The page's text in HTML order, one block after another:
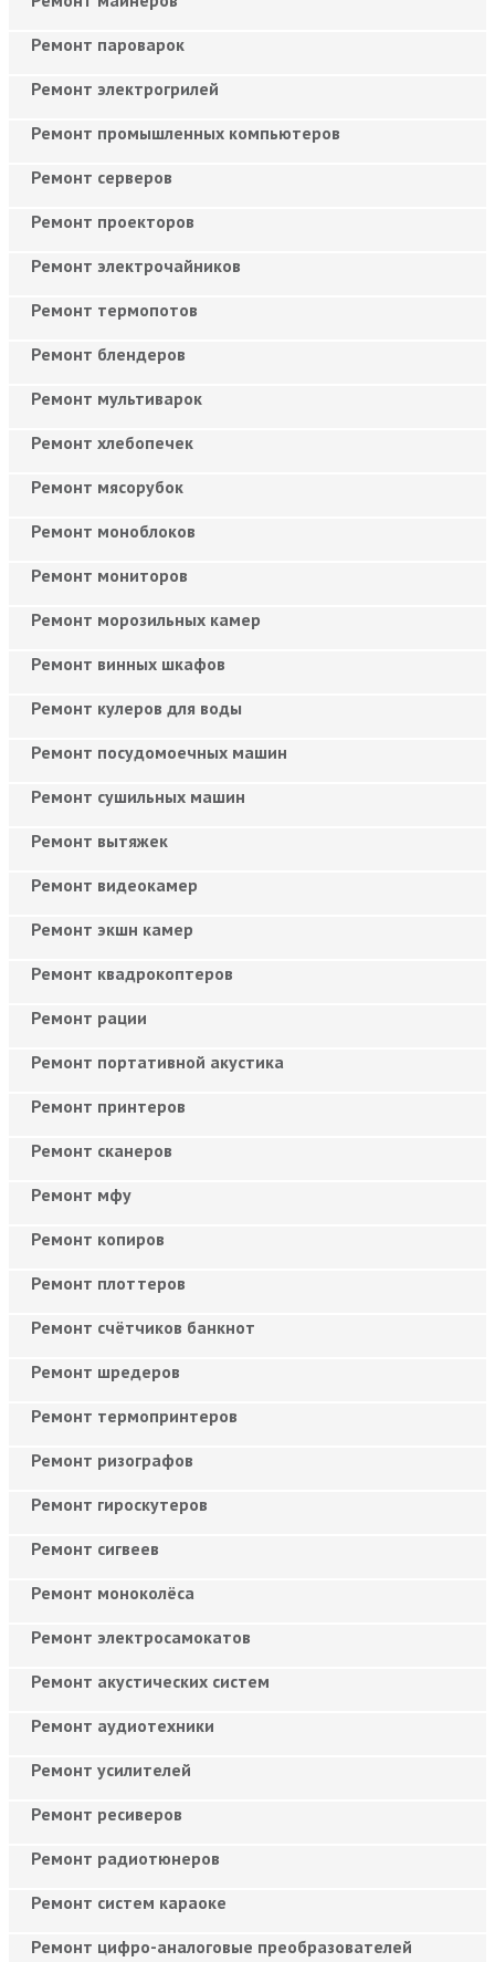
Ремонт пароварок
Ремонт электрогрилей
Ремонт промышленных компьютеров
Ремонт серверов
Ремонт проекторов
Ремонт электрочайников
Ремонт термопотов
Ремонт блендеров
Ремонт мультиварок
Ремонт хлебопечек
Ремонт мясорубок
Ремонт моноблоков
Ремонт мониторов
Ремонт морозильных камер
Ремонт винных шкафов
Ремонт кулеров для воды
Ремонт посудомоечных машин
Ремонт сушильных машин
Ремонт вытяжек
Ремонт видеокамер
Ремонт экшн камер
Ремонт квадрокоптеров
Ремонт рации
Ремонт портативной акустика
Ремонт принтеров
Ремонт сканеров
Ремонт мфу
Ремонт копиров
Ремонт плоттеров
Ремонт счётчиков банкнот
Ремонт шредеров
Ремонт термопринтеров
Ремонт ризографов
Ремонт гироскутеров
Ремонт сигвеев
Ремонт моноколёса
Ремонт электросамокатов
Ремонт акустических систем
Ремонт аудиотехники
Ремонт усилителей
Ремонт ресиверов
Ремонт радиотюнеров
Ремонт систем караоке
Ремонт цифро-аналоговые преобразователей